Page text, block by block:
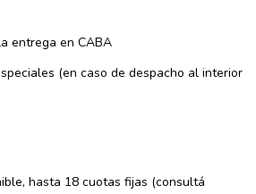
entrega en CABA
(en caso de despacho al interior
hasta 18 cuotas fijas (consultá